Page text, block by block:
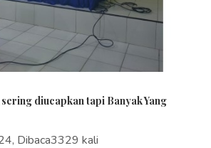
diucapkan tapi Banyak Yang
Dibaca3329 kali